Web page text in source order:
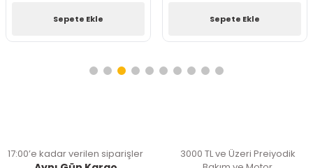
Sepete Ekle Sepete Ekle
17:00’e kadar verilen siparişler
3000 TL ve Üzeri Preiyodik